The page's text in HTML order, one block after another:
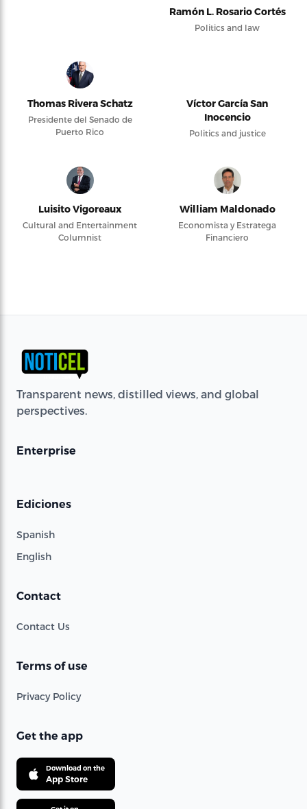
Ramón L. Rosario Cortés
Politics and law
Thomas Rivera Schatz
Presidente del Senado de
Puerto Rico
Víctor García San
Inocencio
Politics and justice
Luisito Vigoreaux
Cultural and Entertainment
Columnist
William Maldonado
Economista y Estratega
Financiero
Transparent news, distilled views, and global
perspectives.
Enterprise
Ediciones
Spanish
English
Contact
Contact Us
Terms of use
Privacy Policy
Get the app
Download on the
App Store